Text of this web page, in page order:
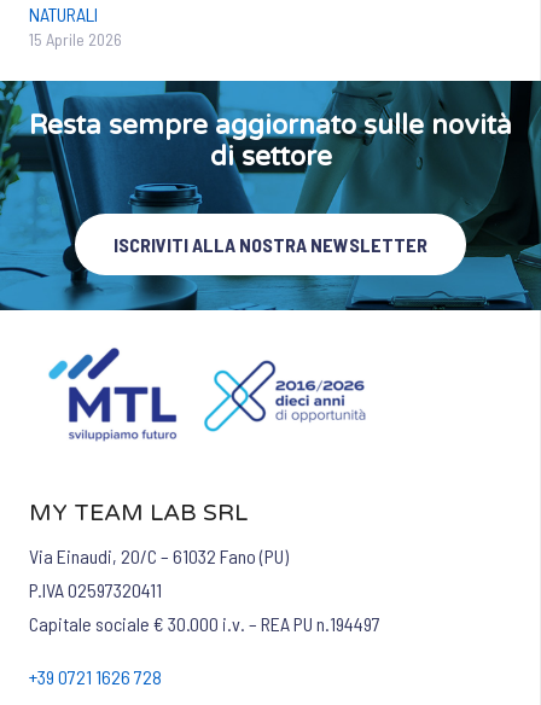
NATURALI
15 Aprile 2026
Resta sempre aggiornato sulle novità
di settore
ISCRIVITI ALLA NOSTRA NEWSLETTER
MY TEAM LAB SRL
Via Einaudi, 20/C – 61032 Fano (PU)
P.IVA 02597320411
Capitale sociale € 30.000 i.v. – REA PU n.194497
+39 0721 1626 728